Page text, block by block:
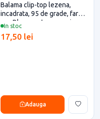
In stoc
Balama clip-top lezena,
incadrata, 95 de grade, fara
arc, Blum pentru casa si
17,50 lei
Adauga